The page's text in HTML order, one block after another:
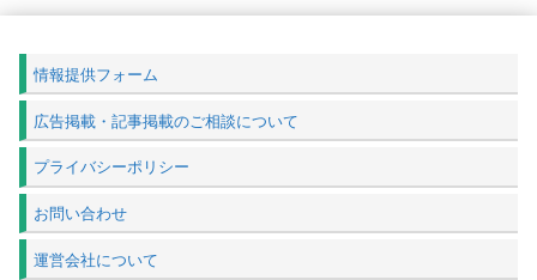
情報提供フォーム
広告掲載・記事掲載のご相談について
プライバシーポリシー
お問い合わせ
運営会社について